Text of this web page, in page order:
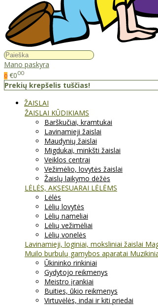
Mano paskyra
0 €000
Prekių krepšelis tuščias!
ŽAISLAI
ŽAISLAI KŪDIKIAMS
Barškučiai, kramtukai
Lavinamieji žaislai
Maudynių žaislai
Migdukai, minkšti žaislai
Veiklos centrai
Vežimėlio, lovytės žaislai
Žaislų laikymo dėžės
LĖLĖS, AKSESUARAI LĖLĖMS
Lėlės
Lėlių lovytės
Lėlių nameliai
Lėlių vežimėliai
Lėlių vonelės
Lavinamieji, loginiai, moksliniai žaislai
Muilo burbulų gamybos aparatai
Ūkininko rinkiniai
Gydytojo reikmenys
Meistro įrankiai
Buities, ūkio reikmenys
Virtuvėlės, indai ir kiti priedai